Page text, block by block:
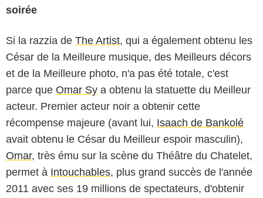
soirée
Si la razzia de The Artist, qui a également obtenu les
César de la Meilleure musique, des Meilleurs décors
et de la Meilleure photo, n'a pas été totale, c'est
parce que Omar Sy a obtenu la statuette du Meilleur
acteur. Premier acteur noir a obtenir cette
récompense majeure (avant lui, Isaach de Bankolé
avait obtenu le César du Meilleur espoir masculin),
Omar, très ému sur la scène du Théâtre du Chatelet,
permet à Intouchables, plus grand succès de l'année
2011 avec ses 19 millions de spectateurs, d'obtenir